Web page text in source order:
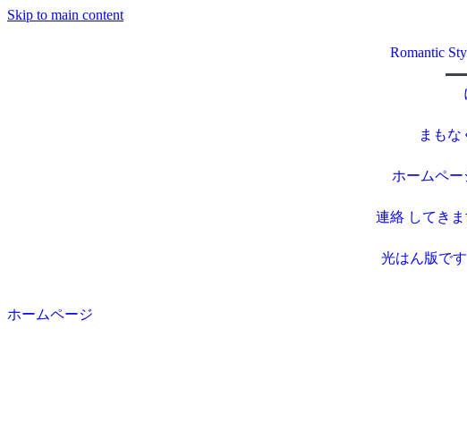
Skip to main content
Romantic
まもな
ホームペー
連絡 してきま
光はん版です
ホームページ